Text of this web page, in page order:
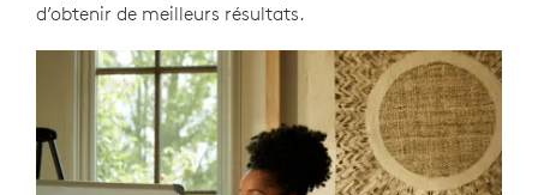
d’obtenir de meilleurs résultats.